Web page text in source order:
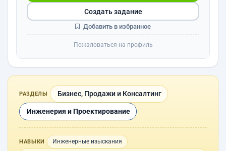
Создать задание
Добавить в избранное
Пожаловаться на профиль
РАЗДЕЛЫ Бизнес, Продажи и Консалтинг
Инженерия и Проектирование
НАВЫКИ
Инженерные изыскания